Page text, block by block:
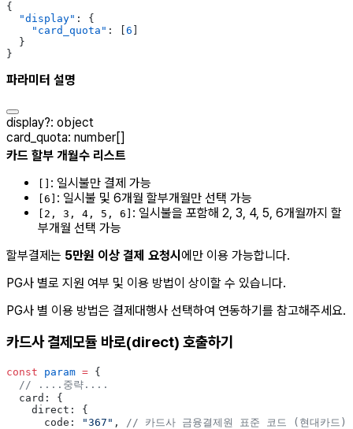
{
  "display"
: {
    "card_quota"
: [ 6
  }
}
파라미터 설명
display?: object
card_quota: number[]
카드 할부 개월수 리스트
: 일시불만 결제 가능
[6] : 일시불 및 6개월 할부개월만 선택 가능
[2, 3, 4, 5, 6] : 일시불을 포함해 2, 3, 4, 5, 6개월까지 할
부개월 선택 가능
할부결제는 5만원 이상 결제 요청시 에만 이용 가능합니다.
PG사 별로 지원 여부 및 이용 방법이 상이할 수 있습니다.
PG사 별 이용 방법은 결제대행사 선택하여 연동하기를 참고해주세요.
카드사 결제모듈 바로(direct) 호출하기
const param = {
  // ....중략....
  card: {
    direct: {
      code:
"367" ,
// 카드사 금융결제원 표준 코드 (현대카드)